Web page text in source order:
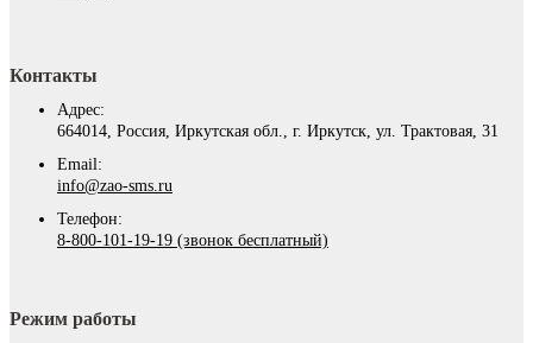
Контакты
Адрес:
664014, Россия, Иркутская обл., г. Иркутск, ул. Трактовая, 31
Email:
info@zao-sms.ru
Телефон:
8-800-101-19-19 (звонок бесплатный)
Режим работы